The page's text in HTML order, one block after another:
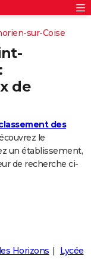
Rechercher
sur-Coise
de
des
le
un établissement,
de recherche ci-
Horizons
Lycée